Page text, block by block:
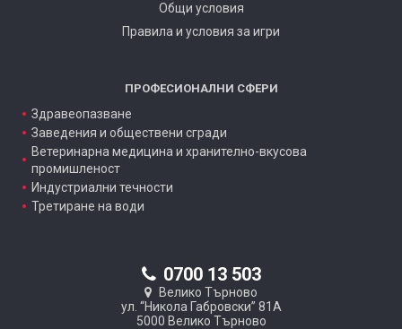
Общи условия
Правила и условия за игри
ПРОФЕСИОНАЛНИ СФЕРИ
Здравеопазване
Заведения и обществени сгради
Ветеринарна медицина и хранително-вкусова
промишленост
Индустриални течности
Третиране на води
0700 13 503
Велико Търново
ул. “Никола Габровски” 81А
5000 Велико Търново